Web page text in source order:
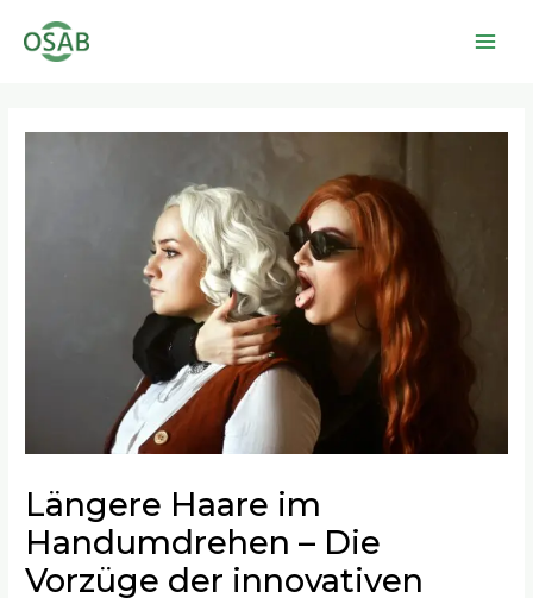
Inhalt
Längere Haare im
Handumdrehen – Die
Vorzüge der innovativen